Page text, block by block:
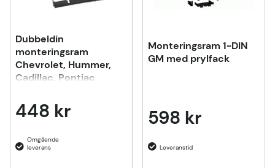
Dubbeldin
monteringsram
Chevrolet, Hummer,
Cadillac, Pontiac
448 kr
Monteringsram 1-DIN
GM med prylfack
598 kr